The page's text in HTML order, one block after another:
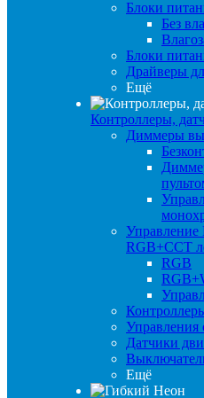
Блоки
Без
Блоки
Драйверы
Ещё
Контроллеры,
Диммеры
Управление
RGB+CCT
RGB
Управления
Датчики
Ещё